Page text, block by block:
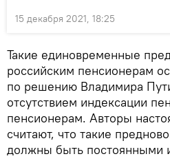
15 декабря 2021, 18:25
Такие единовременные
российским пенсионерам
по решению Владимира
отсутствием индексации
пенсионерам. Авторы
считают, что такие
должны быть постоянными